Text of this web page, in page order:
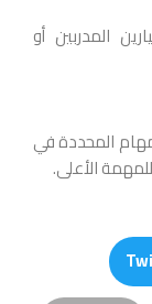
المدربين أو
المحددة في
الأعلى.